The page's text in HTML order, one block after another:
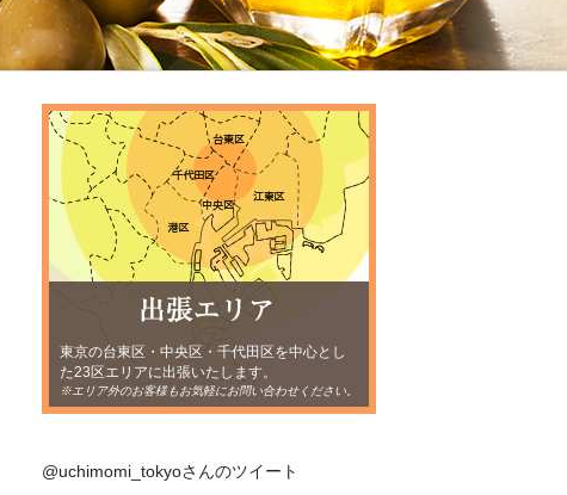
東京の台東区・中央区・千代田区を中心とし
た23区エリアに出張いたします。
※エリア外のお客様もお気軽にお問い合わせください。
@uchimomi_tokyoさんのツイート